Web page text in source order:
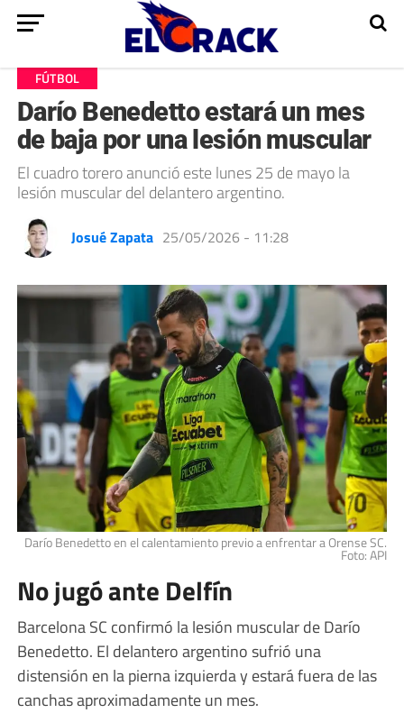
FÚTBOL
Darío Benedetto estará un mes
de baja por una lesión muscular
El cuadro torero anunció este lunes 25 de mayo la
lesión muscular del delantero argentino.
Josué Zapata 25/05/2026 - 11:28
Darío Benedetto en el calentamiento previo a enfrentar a Orense SC.
Foto: API
No jugó ante Delfín
Barcelona SC confirmó la lesión muscular de Darío
Benedetto. El delantero argentino sufrió una
distensión en la pierna izquierda y estará fuera de las
canchas aproximadamente un mes.